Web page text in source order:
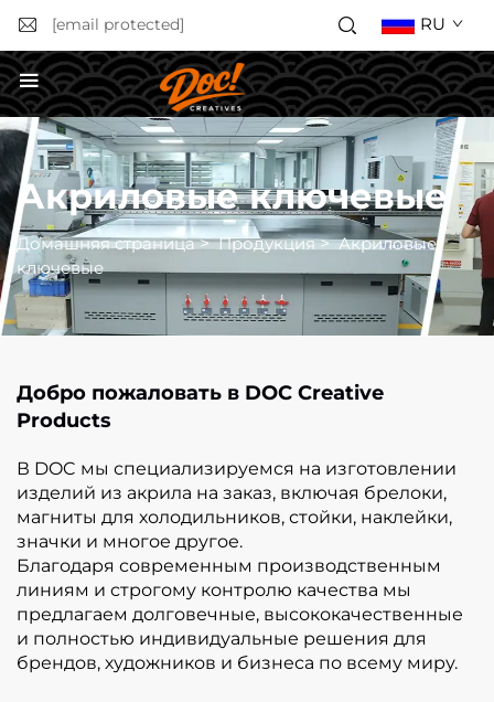
[email protected] RU
Получить расчёт стоимости
Акриловые ключевые
Домашняя страница>Продукция>Акриловые
ключевые
Добро пожаловать в DOC Creative
Products
В DOC мы специализируемся на изготовлении
изделий из акрила на заказ, включая брелоки,
магниты для холодильников, стойки, наклейки,
значки и многое другое.
Благодаря современным производственным
линиям и строгому контролю качества мы
предлагаем долговечные, высококачественные
и полностью индивидуальные решения для
брендов, художников и бизнеса по всему миру.